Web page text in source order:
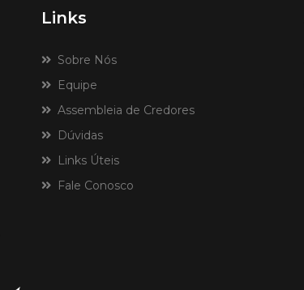
Links
Sobre Nós
Equipe
Assembleia de Credores
Dúvidas
Links Úteis
Fale Conosco